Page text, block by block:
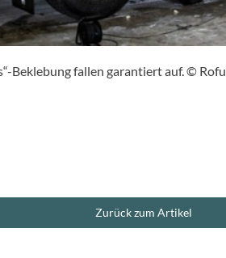
Beklebung fallen garantiert auf. © Rofu
Zurück zum Artikel